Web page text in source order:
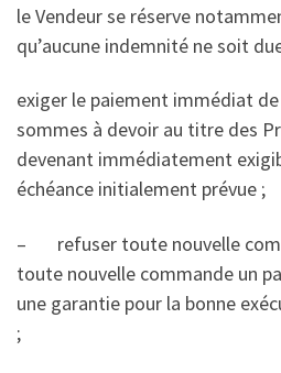
le Vendeur se réserve
qu’aucune indemnité ne soit
exiger le paiement immédiat de
sommes à devoir au titre des
devenant immédiatement
échéance initialement prévue ;
– refuser toute nouvelle
toute nouvelle commande un
une garantie pour la bonne
;